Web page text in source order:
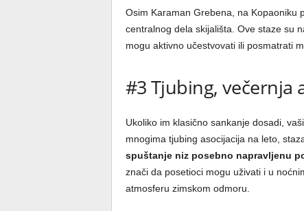
Osim Karaman Grebena, na Kopaoniku
centralnog dela skijališta. Ove staze su
mogu aktivno učestvovati ili posmatrati
#3 Tjubing, večernja
Ukoliko im klasično sankanje dosadi,
mnogima tjubing asocijacija na leto,
spuštanje niz posebno napravljenu
znači da posetioci mogu uživati i u
atmosferu zimskom odmoru.